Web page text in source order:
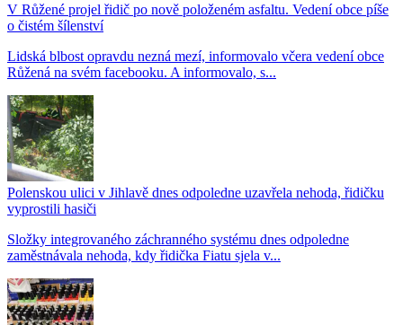
V Růžené projel řidič po nově položeném asfaltu. Vedení obce píše
o čistém šílenství
Lidská blbost opravdu nezná mezí, informovalo včera vedení obce
Růžená na svém facebooku. A informovalo, s...
Polenskou ulici v Jihlavě dnes odpoledne uzavřela nehoda, řidičku
vyprostili hasiči
Složky integrovaného záchranného systému dnes odpoledne
zaměstnávala nehoda, kdy řidička Fiatu sjela v...